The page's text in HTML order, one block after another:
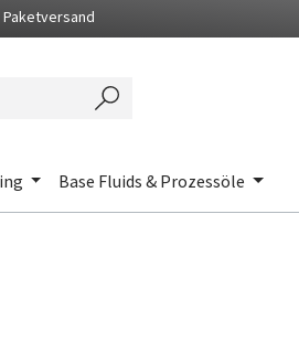
Base Fluids & Prozessöle